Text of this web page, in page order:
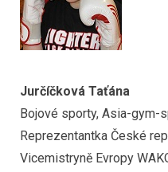
Jurčíčková Taťána
Bojové sporty, Asia-gym-
Reprezentantka České
Vicemistryně Evropy